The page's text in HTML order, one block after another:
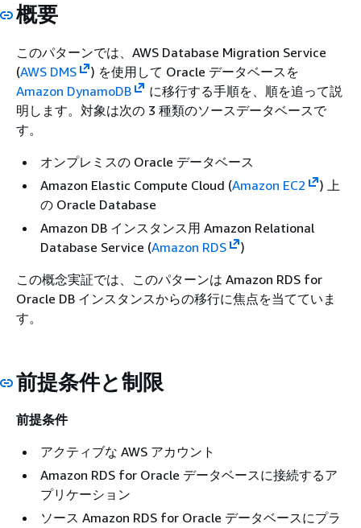
概要
このパターンでは、AWS Database Migration Service
(AWS DMS
) を使用して Oracle データベースを
Amazon DynamoDB
に移行する手順を、順を追って説
明します。対象は次の 3 種類のソースデータベースで
す。
オンプレミスの Oracle データベース
Amazon Elastic Compute Cloud (Amazon EC2
) 上
の Oracle Database
Amazon DB インスタンス用 Amazon Relational
Database Service (Amazon RDS
)
この概念実証では、このパターンは Amazon RDS for
Oracle DB インスタンスからの移行に焦点を当てていま
す。
前提条件と制限
前提条件
アクティブな AWS アカウント
Amazon RDS for Oracle データベースに接続するア
プリケーション
ソース Amazon RDS for Oracle データベースにプラ